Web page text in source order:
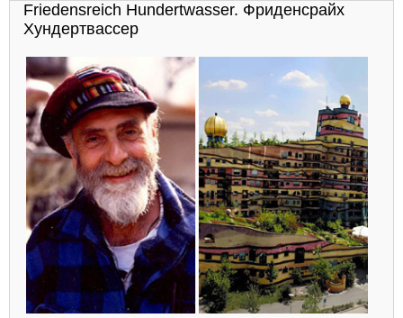
Friedensreich Hundertwasser. Фриденсрайх
Хундертвассер